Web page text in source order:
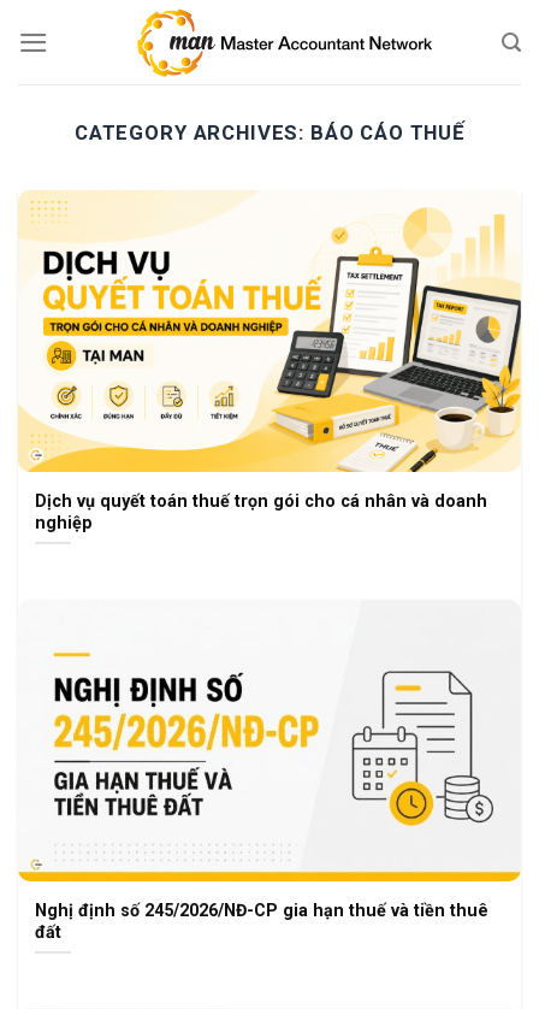
CATEGORY ARCHIVES: BÁO CÁO THUẾ
Dịch vụ quyết toán thuế trọn gói cho cá nhân và doanh
nghiệp
Nghị định số 245/2026/NĐ-CP gia hạn thuế và tiền thuê
đất